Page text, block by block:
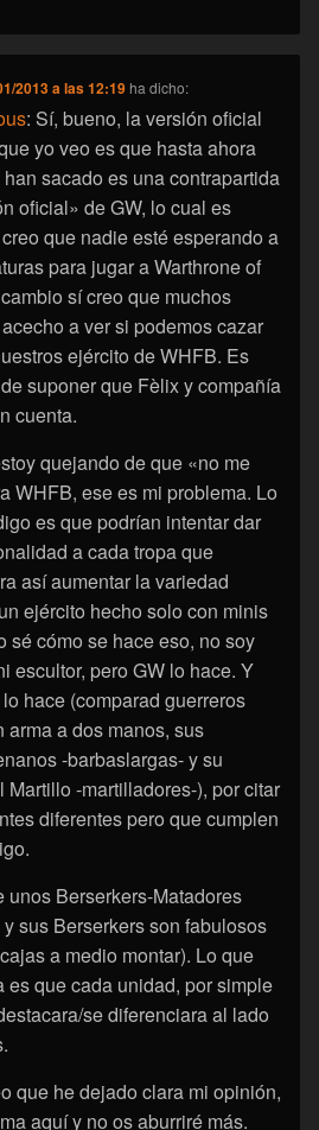
2013 a las 12:19 ha dicho:
: Sí, bueno, la versión oficial
yo veo es que hasta ahora
sacado es una contrapartida
oficial» de GW, lo cual es
que nadie esté esperando a
para jugar a Warthrone of
sí creo que muchos
a ver si podemos cazar
ejército de WHFB. Es
suponer que Fèlix y compañía
cuenta.
quejando de que «no me
WHFB, ese es mi problema. Lo
es que podrían intentar dar
a cada tropa que
así aumentar la variedad
ejército hecho solo con minis
sé cómo se hace eso, no soy
escultor, pero GW lo hace. Y
hace (comparad guerreros
arma a dos manos, sus
-barbaslargas- y su
Martillo -martilladores-), por citar
diferentes pero que cumplen
unos Berserkers-Matadores
sus Berserkers son fabulosos
a medio montar). Lo que
es que cada unidad, por simple
se diferenciara al lado
que he dejado clara mi opinión,
aquí y no os aburriré más.